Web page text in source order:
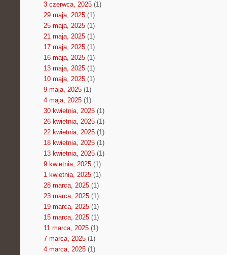
3 czerwca, 2025(1)
29 maja, 2025(1)
25 maja, 2025(1)
21 maja, 2025(1)
17 maja, 2025(1)
16 maja, 2025(1)
13 maja, 2025(1)
10 maja, 2025(1)
9 maja, 2025(1)
4 maja, 2025(1)
30 kwietnia, 2025(1)
26 kwietnia, 2025(1)
22 kwietnia, 2025(1)
18 kwietnia, 2025(1)
13 kwietnia, 2025(1)
9 kwietnia, 2025(1)
1 kwietnia, 2025(1)
28 marca, 2025(1)
23 marca, 2025(1)
19 marca, 2025(1)
15 marca, 2025(1)
11 marca, 2025(1)
7 marca, 2025(1)
4 marca, 2025(1)